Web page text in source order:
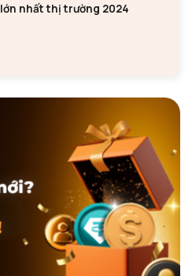
lớn nhất thị trường 2024